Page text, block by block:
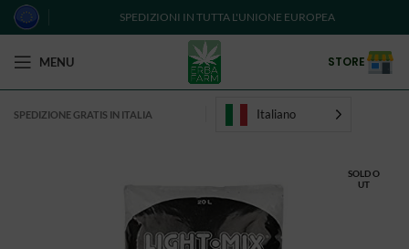
SPEDIZIONI IN TUTTA L'UNIONE EUROPEA
MENU STORE
SPEDIZIONE GRATIS IN ITALIA Italiano
SOLD O
UT